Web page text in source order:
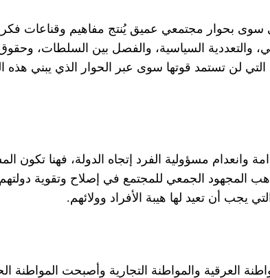
بحوار مجتمعي عميق يُنتج مفاهيم وقناعات
، والتعددية السياسية، والفصل بين السلطات، وحقوق
لن تستمد قوتها سوى عبر الحوار الذي يبني هذه
وانعدام مسؤولية الفرد إتجاه الدولة، فهنا تكون
المجهود الجمعي للمجتمع في إصلاح وتقوية دولتهم
يجب أن تعيد لها هيبة الأفراد وولائهم.
العرقية والمواطنة التجارية وأصبحت المواطنة